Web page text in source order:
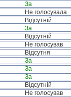
За
Не голосувала
Відсутній
За
Відсутній
Не голосував
Відсутня
За
За
За
Відсутній
Не голосував